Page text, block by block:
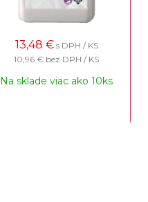
13,48 € s DPH / KS
10,96 € bez DPH / KS
Na sklade viac ako 10ks